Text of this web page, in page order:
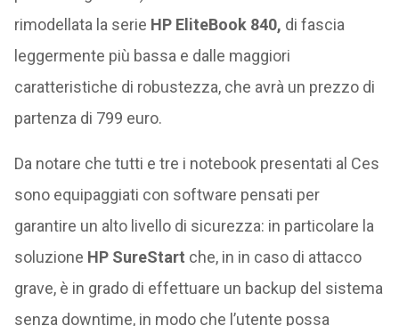
rimodellata la serie HP EliteBook 840, di fascia
leggermente più bassa e dalle maggiori
caratteristiche di robustezza, che avrà un prezzo di
partenza di 799 euro.
Da notare che tutti e tre i notebook presentati al Ces
sono equipaggiati con software pensati per
garantire un alto livello di sicurezza: in particolare la
soluzione HP SureStart che, in in caso di attacco
grave, è in grado di effettuare un backup del sistema
senza downtime, in modo che l’utente possa